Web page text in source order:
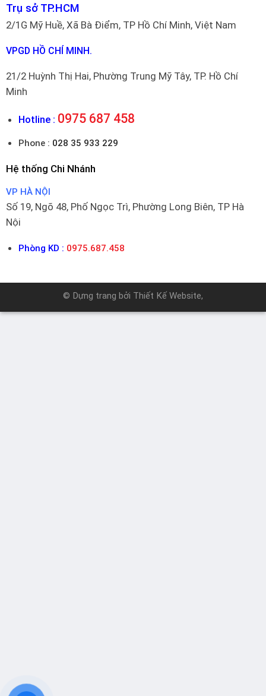
Trụ sở TP.HCM
2/1G Mỹ Huề, Xã Bà Điểm, TP Hồ Chí Minh, Việt Nam
VPGD HỒ CHÍ MINH.
21/2 Huỳnh Thị Hai, Phường Trung Mỹ Tây, TP. Hồ Chí
Minh
Hotline : 0975 687 458
Phone : 028 35 933 229
Hệ thống Chi Nhánh
VP HÀ NỘI
Số 19, Ngõ 48, Phố Ngọc Trì, Phường Long Biên, TP Hà
Nội
Phòng KD : 0975.687.458
© Dựng trang bởi Thiết Kế Website,